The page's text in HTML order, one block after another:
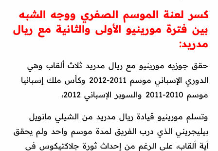
كسر لعنة الموسم الصفري ووجه الشبه
بين فترة مورينيو الأولى والثانية مع ريال
مدريد:
حقق جوزيه مورينيو مع ريال مدريد ثلاث ألقاب وهي
الدوري الإسباني موسم 2011-2012 وكأس ملك إسبانيا
موسم 2010-2011 والسوبر الإسباني 2012،
وتسلم مورينيو قيادة ريال مدريد من الشيلي مانويل
بيليجريني الذي درب الفريق لمدة موسم واحد ولم يحقق
أية ألقاب، على الرغم من إحداث ثورة جلاكتيكوس في